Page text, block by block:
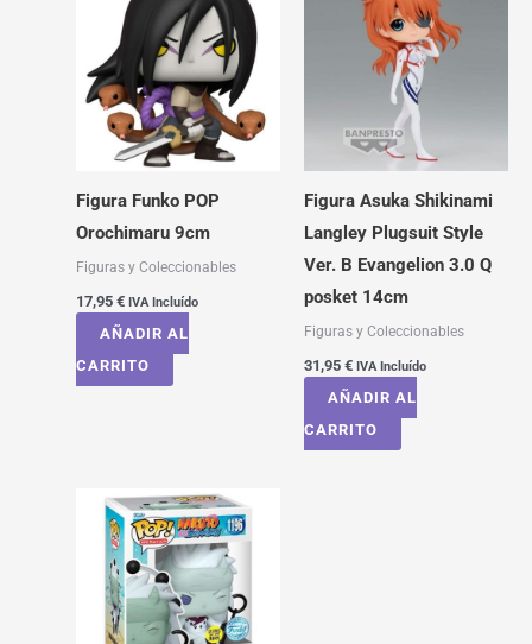
Figura Funko POP
Orochimaru 9cm
Figuras y Coleccionables
17,95 € IVA Incluído
AÑADIR AL
CARRITO
Figura Asuka Shikinami
Langley Plugsuit Style
Ver. B Evangelion 3.0 Q
posket 14cm
Figuras y Coleccionables
31,95 € IVA Incluído
AÑADIR AL
CARRITO